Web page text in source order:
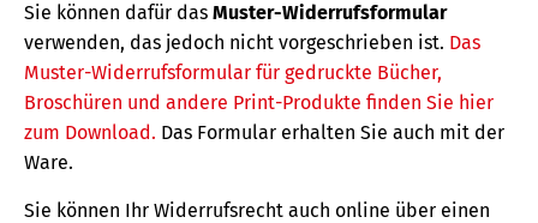
Sie können dafür das Muster-Widerrufsformular
verwenden, das jedoch nicht vorgeschrieben ist. Das
Muster-Widerrufsformular für gedruckte Bücher,
Broschüren und andere Print-Produkte finden Sie hier
zum Download. Das Formular erhalten Sie auch mit der
Ware.
Sie können Ihr Widerrufsrecht auch online über einen